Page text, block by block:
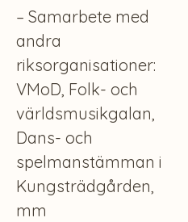
– Samarbete med
andra
riksorganisationer:
VMoD, Folk- och
världsmusikgalan,
Dans- och
spelmanstämman i
Kungsträdgården,
mm